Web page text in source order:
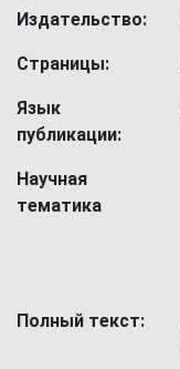
Издательство:
Страницы:
Язык
публикации:
Научная
тематика
Полный текст: